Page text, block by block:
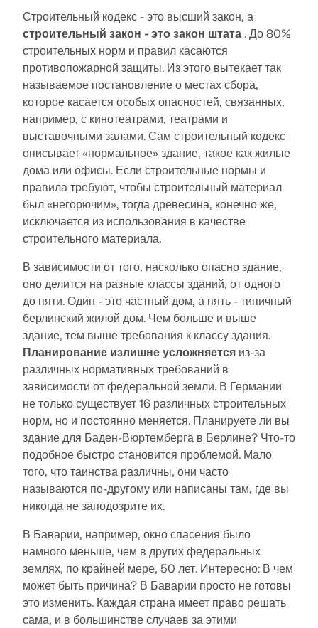
ветра и сейсмических данных.
ПРОВЕРИТЬ ЗОНЫ НАГРУЗКИ
Устаревшие продукты
Строительный кодекс - это высший закон, а
строительный закон - это закон штата . До 80%
строительных норм и правил касаются
противопожарной защиты. Из этого вытекает так
называемое постановление о местах сбора,
которое касается особых опасностей, связанных,
например, с кинотеатрами, театрами и
выставочными залами. Сам строительный кодекс
описывает «нормальное» здание, такое как жилые
дома или офисы. Если строительные нормы и
правила требуют, чтобы строительный материал
был «негорючим», тогда древесина, конечно же,
исключается из использования в качестве
строительного материала.
В зависимости от того, насколько опасно здание,
оно делится на разные классы зданий, от одного
до пяти. Один - это частный дом, а пять - типичный
берлинский жилой дом. Чем больше и выше
здание, тем выше требования к классу здания.
Планирование излишне усложняется из-за
различных нормативных требований в
зависимости от федеральной земли. В Германии
не только существует 16 различных строительных
норм, но и постоянно меняется. Планируете ли вы
здание для Баден-Вюртемберга в Берлине? Что-то
подобное быстро становится проблемой. Мало
того, что таинства различны, они часто
называются по-другому или написаны там, где вы
никогда не заподозрите их.
В Баварии, например, окно спасения было
намного меньше, чем в других федеральных
землях, по крайней мере, 50 лет. Интересно: В чем
может быть причина? В Баварии просто не готовы
это изменить. Каждая страна имеет право решать
сама, и в большинстве случаев за этими